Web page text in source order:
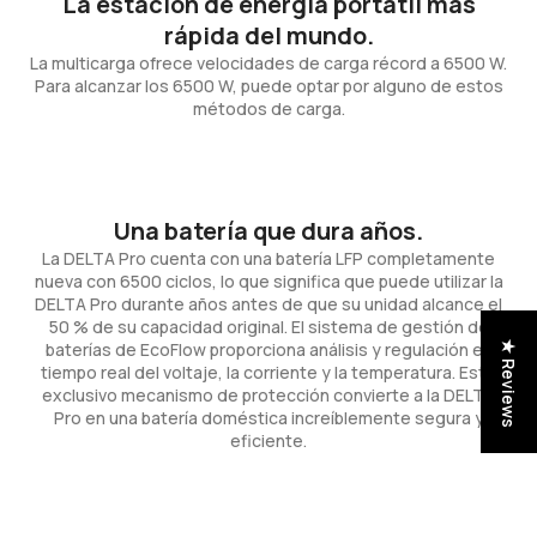
rápida del mundo.
La multicarga ofrece velocidades de carga récord a 6500 W.
Para alcanzar los 6500 W, puede optar por alguno de estos
métodos de carga.
Una batería que dura años.
La DELTA Pro cuenta con una batería LFP completamente
nueva con 6500 ciclos, lo que significa que puede utilizar la
DELTA Pro durante años antes de que su unidad alcance el
50 % de su capacidad original. El sistema de gestión de
baterías de EcoFlow proporciona análisis y regulación en
tiempo real del voltaje, la corriente y la temperatura. Este
exclusivo mecanismo de protección convierte a la DELTA
Pro en una batería doméstica increíblemente segura y
eficiente.
★ Reviews